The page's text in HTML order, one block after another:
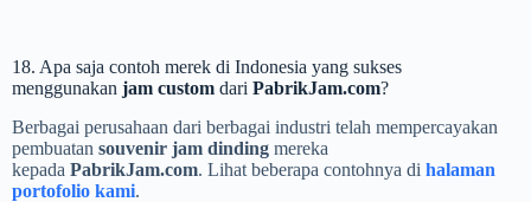
18. Apa saja contoh merek di Indonesia yang sukses
menggunakan jam custom dari PabrikJam.com?
Berbagai perusahaan dari berbagai industri telah mempercayakan
pembuatan souvenir jam dinding mereka
kepada PabrikJam.com. Lihat beberapa contohnya di halaman
portofolio kami.